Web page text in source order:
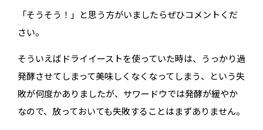
「そうそう！」と思う方がいましたらぜひコメントくだ
さい。
そういえばドライイーストを使っていた時は、うっかり過
発酵させてしまって美味しくなくなってしまう、という失
敗が何度かありましたが、サワードウでは発酵が緩やか
なので、放っておいても失敗することはまずありません。